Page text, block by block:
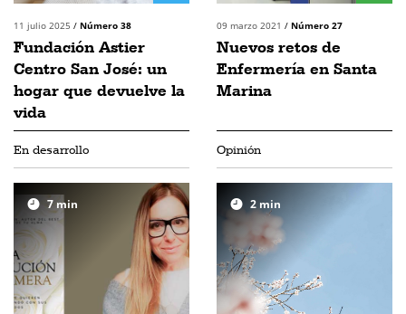
11 julio 2025 / Número 38
Fundación Astier
Centro San José: un
hogar que devuelve la
vida
09 marzo 2021 / Número 27
Nuevos retos de
Enfermería en Santa
Marina
En desarrollo
7min
Opinión
2 min